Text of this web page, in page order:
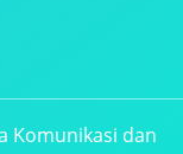
Komunikasi dan